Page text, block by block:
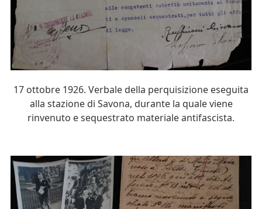
17 ottobre 1926. Verbale della perquisizione eseguita
alla stazione di Savona, durante la quale viene
rinvenuto e sequestrato materiale antifascista.